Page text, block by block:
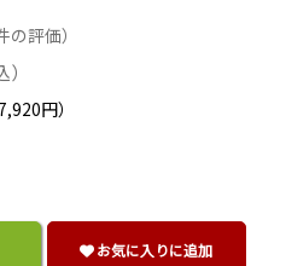
の評価）
円）
お気に入りに追加